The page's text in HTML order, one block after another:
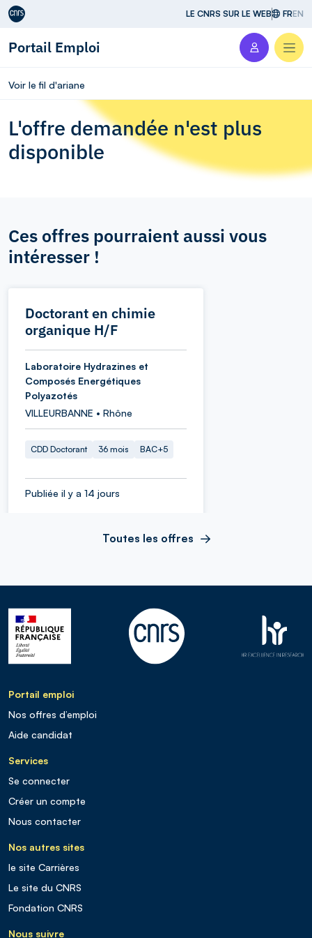
Aller au contenu LE CNRS SUR LE WEB FREN
Portail Emploi
Voir le fil d'ariane
L'offre demandée n'est plus
disponible
Ces offres pourraient aussi vous
intéresser !
Doctorant en chimie
organique H/F
Laboratoire Hydrazines et
Composés Energétiques
Polyazotés
VILLEURBANNE • Rhône
CDD Doctorant 36 mois BAC+5
Publiée il y a 14 jours
Toutes les offres
Portail emploi
Nos offres d’emploi
Aide candidat
Services
Se connecter
Créer un compte
Nous contacter
Nos autres sites
le site Carrières
Le site du CNRS
Fondation CNRS
Nous suivre